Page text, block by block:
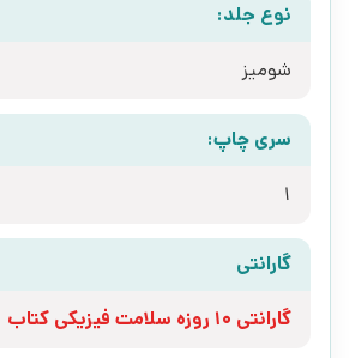
نوع جلد:
شومیز
سری چاپ:
1
گارانتی
گارانتی 10 روزه سلامت فیزیکی کتاب